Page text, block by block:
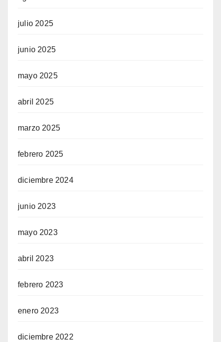
julio 2025
junio 2025
mayo 2025
abril 2025
marzo 2025
febrero 2025
diciembre 2024
junio 2023
mayo 2023
abril 2023
febrero 2023
enero 2023
diciembre 2022